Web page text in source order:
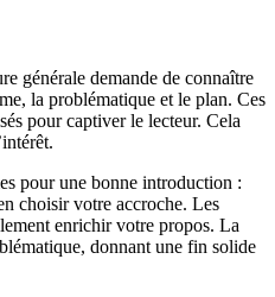
générale demande de connaître
la problématique et le plan. Ces
pour captiver le lecteur. Cela
pour une bonne introduction :
choisir votre accroche. Les
enrichir votre propos. La
donnant une fin solide